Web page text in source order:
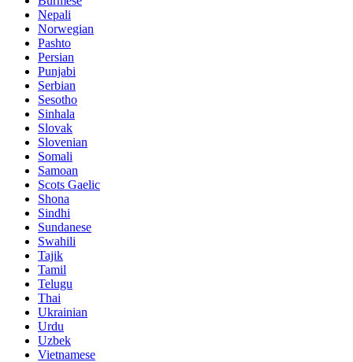
Nepali
Norwegian
Pashto
Persian
Punjabi
Serbian
Sesotho
Sinhala
Slovak
Slovenian
Somali
Samoan
Scots Gaelic
Shona
Sindhi
Sundanese
Swahili
Tajik
Tamil
Telugu
Thai
Ukrainian
Urdu
Uzbek
Vietnamese